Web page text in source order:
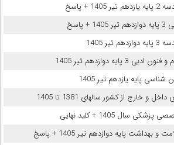
+ پاسخ
1405
دوازدهم تیر 1405
پایه یازدهم تیر 1405
و خارج از کشور سالهای 1381 تا 1405
سال 1405 + کلید نهایی
پایه دوازدهم تیر 1405 + پاسخ